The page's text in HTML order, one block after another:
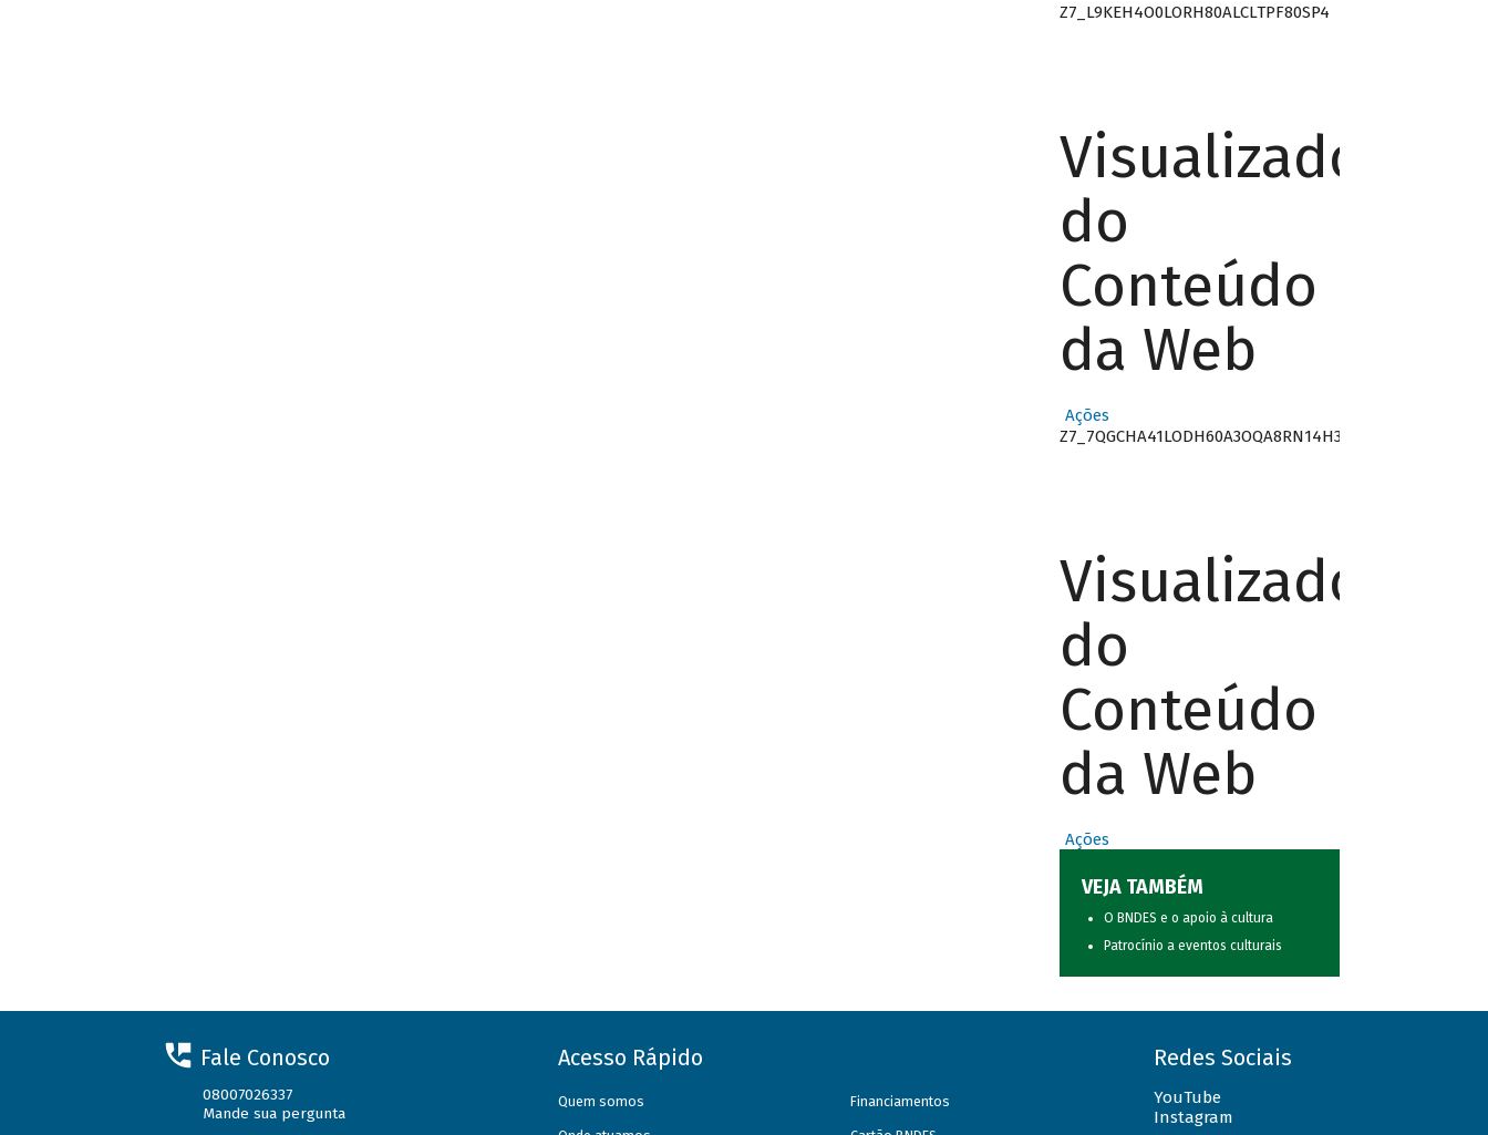
Z7_L9KEH4O0LORH80ALCLTPF80SP4
Visualizador
do
Conteúdo
da Web
Ações
Z7_7QGCHA41LODH60A3OQA8RN14H3
Visualizador
do
Conteúdo
da Web
Ações
VEJA TAMBÉM
O BNDES e o apoio à cultura
Patrocínio a eventos culturais
Fale Conosco
08007026337
Mande sua pergunta
Acesso Rápido
Quem somos Financiamentos
Redes Sociais
YouTube
Instagram